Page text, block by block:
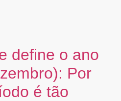
define o ano
Por
é tão